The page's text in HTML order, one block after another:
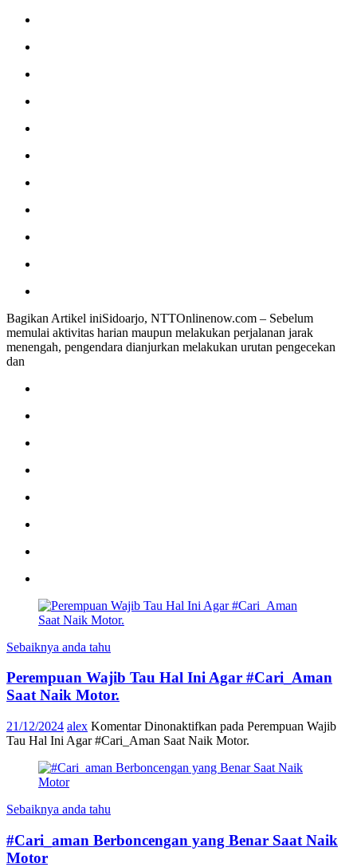
Bagikan Artikel iniSidoarjo, NTTOnlinenow.com – Sebelum
memulai aktivitas harian maupun melakukan perjalanan jarak
menengah, pengendara dianjurkan melakukan urutan pengecekan
dan
Sebaiknya anda tahu
Perempuan Wajib Tau Hal Ini Agar #Cari_Aman
Saat Naik Motor.
21/12/2024 alex Komentar Dinonaktifkan pada Perempuan Wajib
Tau Hal Ini Agar #Cari_Aman Saat Naik Motor.
Sebaiknya anda tahu
#Cari_aman Berboncengan yang Benar Saat Naik
Motor